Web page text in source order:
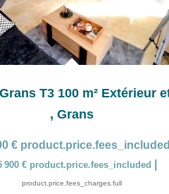
, Grans
€ product.price.fees_included
900 € product.price.fees_included
product.price.fees_charges.full